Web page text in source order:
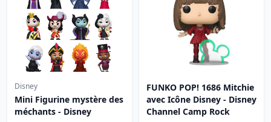
Disney
Mini Figurine mystère des
méchants - Disney
FUNKO POP! 1686 Mitchie
avec Icône Disney - Disney
Channel Camp Rock